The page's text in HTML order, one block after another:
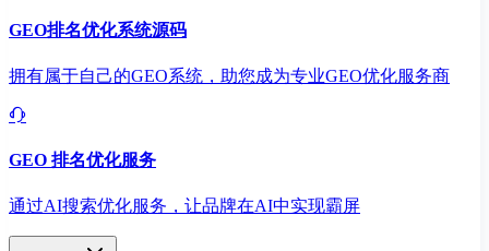
GEO排名优化系统源码
拥有属于自己的GEO系统，助您成为专业GEO优化服务商
GEO 排名优化服务
通过AI搜索优化服务，让品牌在AI中实现霸屏